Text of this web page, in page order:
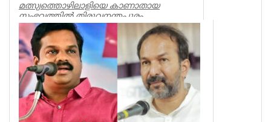
മത്സ്യത്തൊഴിലാളിയെ കാണാതായ
സംഭവത്തില്‍ തിരുവനന്തപുരം
മുതലപ്പൊഴിയില്‍ പ്രതിഷേധം ശക്തം.
കാണാതായ ഷിജിന...
Kerala